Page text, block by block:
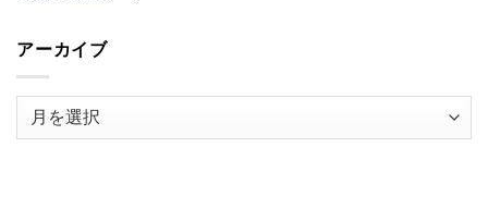
アーカイブ